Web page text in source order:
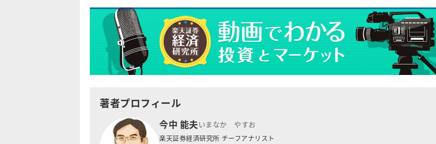
著者プロフィール
今中 能夫 いまなか やすお
楽天証券経済研究所 チーフアナリスト